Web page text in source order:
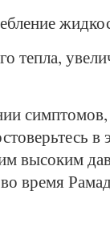
тепла,
высоким
время